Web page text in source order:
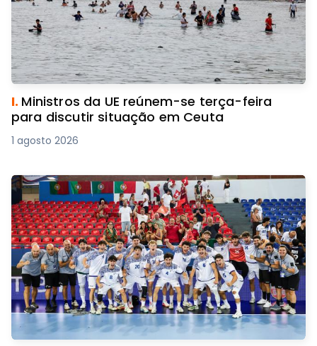
I. Ministros da UE reúnem-se terça-feira
para discutir situação em Ceuta
1 agosto 2026